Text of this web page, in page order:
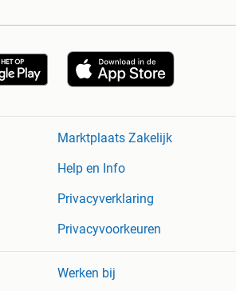
Marktplaats Zakelijk
Help en Info
Privacyverklaring
Privacyvoorkeuren
Werken bij